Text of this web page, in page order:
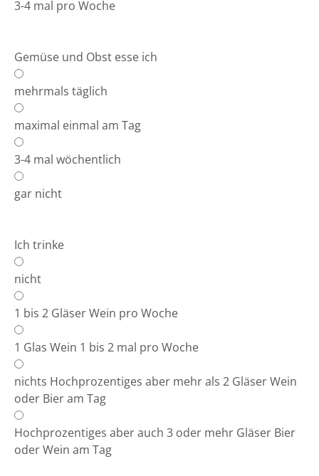
3-4 mal pro Woche
Gemüse und Obst esse ich
mehrmals täglich
maximal einmal am Tag
3-4 mal wöchentlich
gar nicht
Ich trinke
nicht
1 bis 2 Gläser Wein pro Woche
1 Glas Wein 1 bis 2 mal pro Woche
nichts Hochprozentiges aber mehr als 2 Gläser Wein
oder Bier am Tag
Hochprozentiges aber auch 3 oder mehr Gläser Bier
oder Wein am Tag